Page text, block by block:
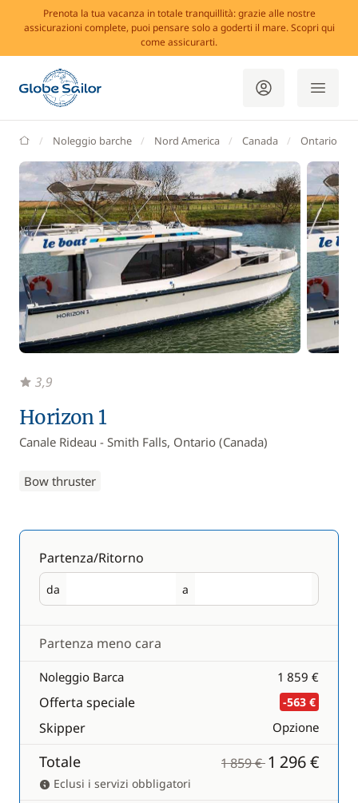
Prenota la tua vacanza in totale tranquillità: grazie alle nostre
assicurazioni complete, puoi pensare solo a goderti il mare. Scopri qui
come assicurarti.
GlobeSailor
Noleggio barche Nord America Canada Ontario
Horizon 1
Canale Rideau - Smith Falls, Ontario (Canada)
Bow thruster
3,9
Partenza/Ritorno
da
Partenza a
Ritorno
Partenza meno cara
Noleggio Barca 1 859 €
Offerta speciale -563 €
Skipper Opzione
Totale 1 859 €1 296 €
Eclusi i servizi obbligatori